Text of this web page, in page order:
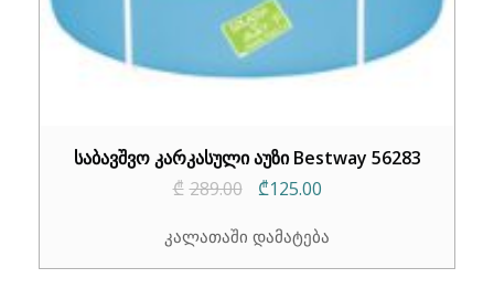
საბავშვო კარკასული აუზი Bestway 56283
₾ 289.00
Original
was:
₾125.00Current
is:
კალათაში დამატება